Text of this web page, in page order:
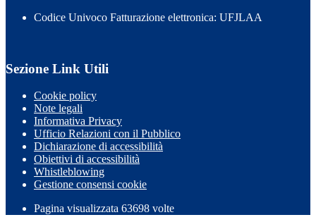
Codice Univoco Fatturazione elettronica: UFJLAA
Sezione Link Utili
Cookie policy
Note legali
Informativa Privacy
Ufficio Relazioni con il Pubblico
Dichiarazione di accessibilità
Obiettivi di accessibilità
Whistleblowing
Gestione consensi cookie
Pagina visualizzata 63698 volte